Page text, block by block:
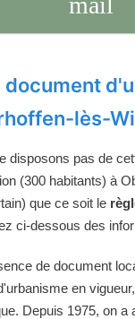
document
lès-
disposons pas de
(300 habitants) à
que ce soit le
ci-dessous des
de document
en
Depuis 1975, on a